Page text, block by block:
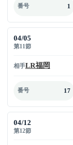
番号 1
04/05
第11節
相手LR福岡
番号 17
04/12
第12節